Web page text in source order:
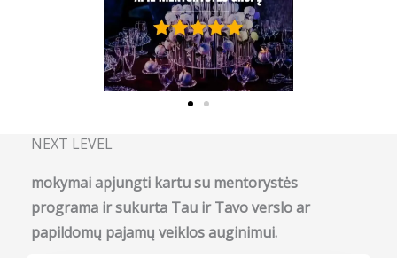
NEXT LEVEL
mokymai apjungti kartu su mentorystės
programa ir sukurta Tau ir Tavo verslo ar
papildomų pajamų veiklos auginimui.